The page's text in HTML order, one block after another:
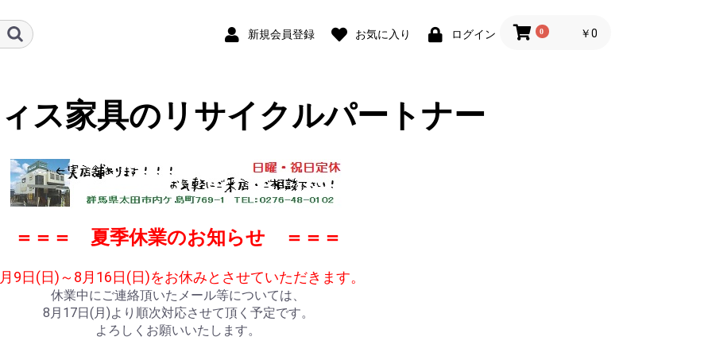
新規会員登録 お気に入り ログイン 0 ￥0
ス家具のリサイクルパートナー
＝＝＝ 夏季休業のお知らせ ＝＝＝
9日(日)～8月16日(日)をお休みとさせていただきます。
休業中にご連絡頂いたメール等については、
8月17日(月)より順次対応させて頂く予定です。
よろしくお願いいたします。